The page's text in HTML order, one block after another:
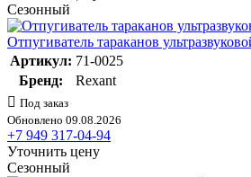
Сезонный
Отпугиватель тараканов
Артикул: 71-0025
Бренд:
Rexant
Под заказ
Обновлено 09.08.2026
+7 949 317-04-94
Уточнить цену
Сезонный